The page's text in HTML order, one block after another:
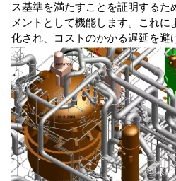
ス基準を満たすことを証明するた
メントとして機能します。これに
化され、コストのかかる遅延を避